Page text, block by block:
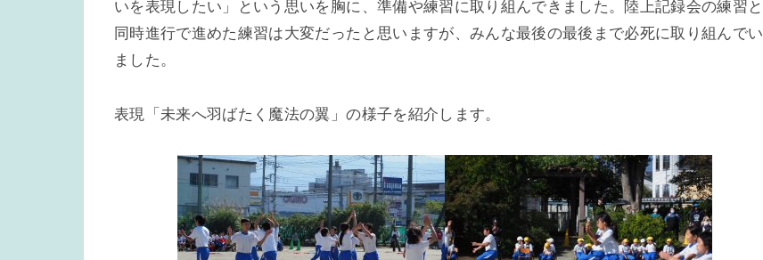
いを表現したい」という思いを胸に、準備や練習に取り組んできました。陸上記録会の練習と
同時進行で進めた練習は大変だったと思いますが、みんな最後の最後まで必死に取り組んでい
ました。
表現「未来へ羽ばたく魔法の翼」の様子を紹介します。